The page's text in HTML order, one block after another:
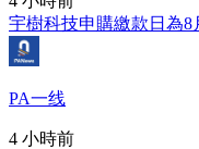
宇樹科技申購繳款日為8
PA一线
4 小時前